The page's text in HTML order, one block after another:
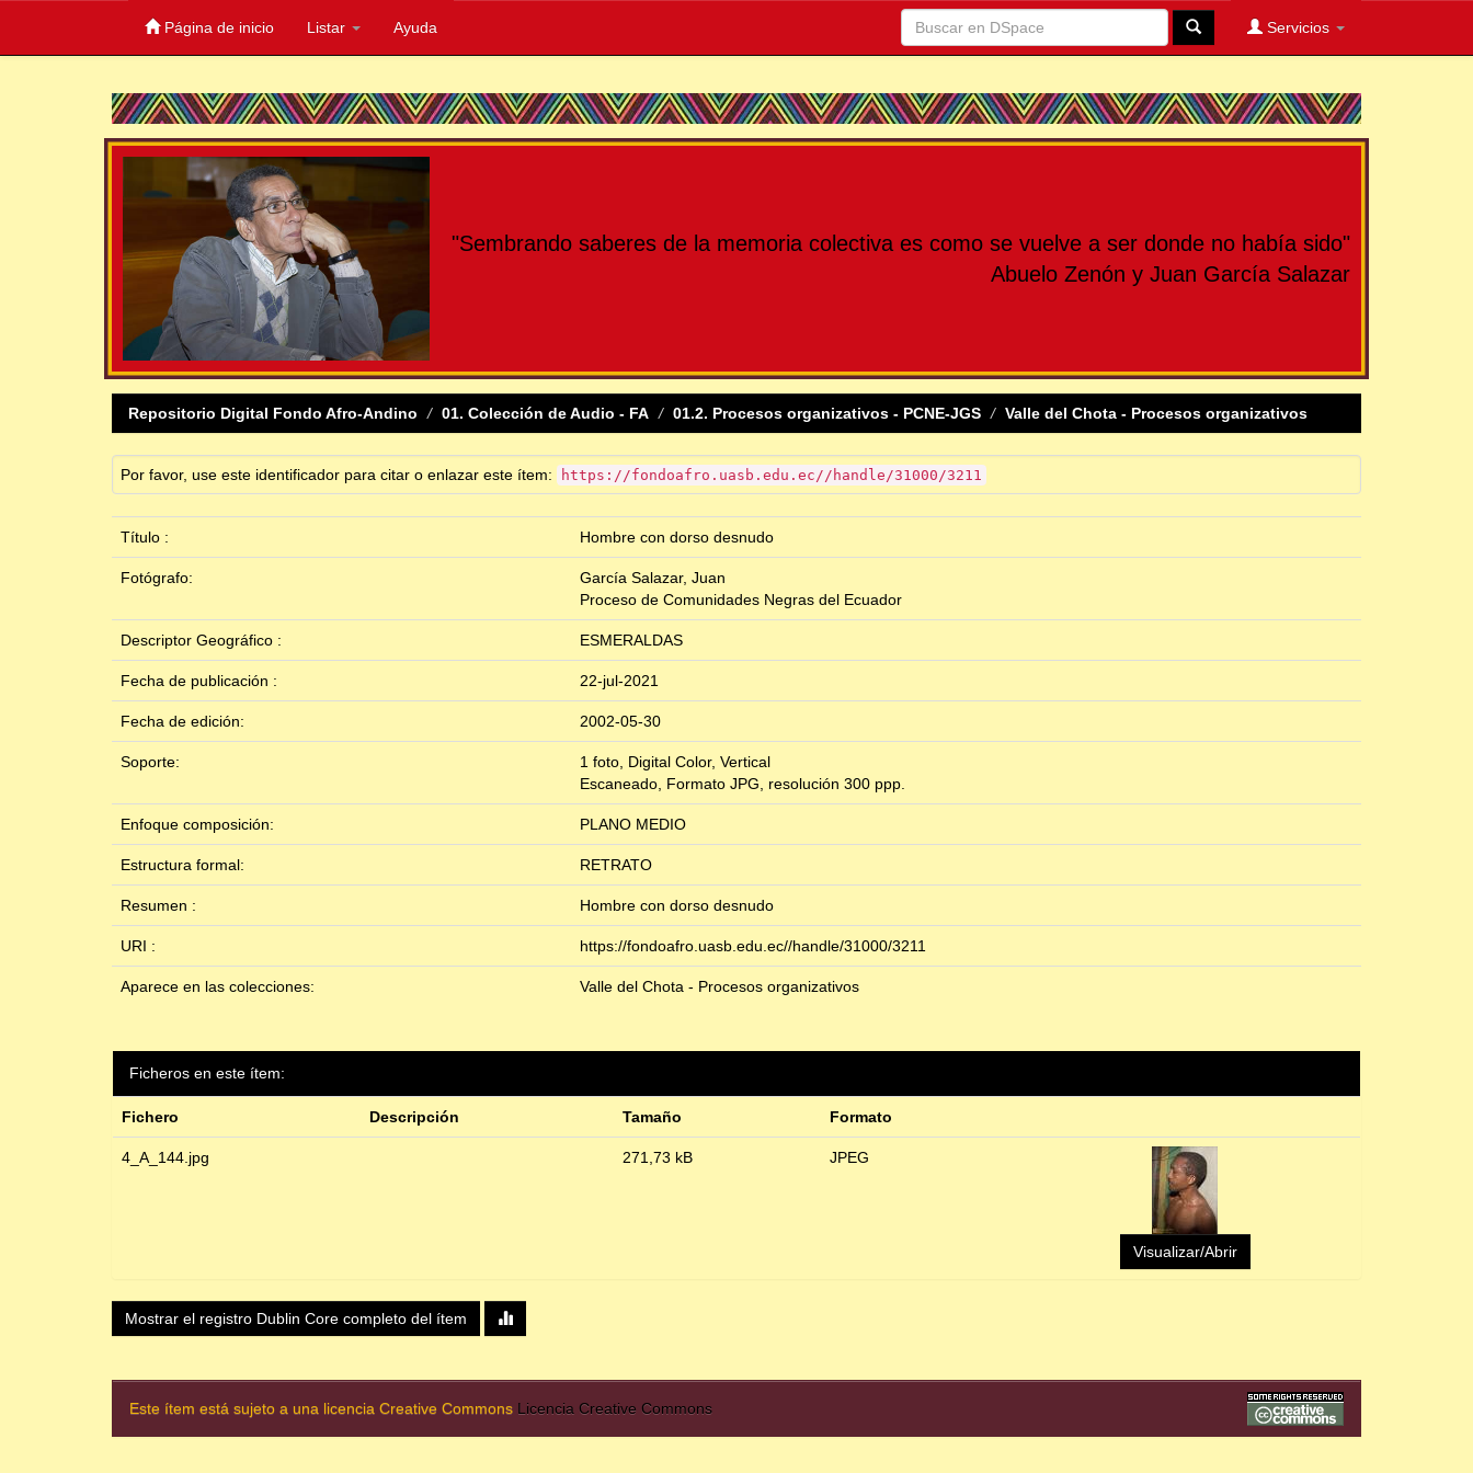
Página de inicio Listar Ayuda Servicios
"Sembrando saberes de la memoria colectiva es como se vuelve a ser donde no había sido"
Abuelo Zenón y Juan García Salazar
Repositorio Digital Fondo Afro-Andino 01. Colección de Audio - FA 01.2. Procesos organizativos - PCNE-JGS Valle del Chota - Procesos organizativos
Por favor, use este identificador para citar o enlazar este ítem: https://fondoafro.uasb.edu.ec//handle/31000/3211
Título : Hombre con dorso desnudo
Fotógrafo:
García Salazar, Juan
Proceso de Comunidades Negras del Ecuador
Descriptor Geográfico : ESMERALDAS
Fecha de publicación : 22-jul-2021
Fecha de edición: 2002-05-30
Soporte:
1 foto, Digital Color, Vertical
Escaneado, Formato JPG, resolución 300 ppp.
Enfoque composición: PLANO MEDIO
Estructura formal: RETRATO
Resumen : Hombre con dorso desnudo
URI : https://fondoafro.uasb.edu.ec//handle/31000/3211
Aparece en las colecciones: Valle del Chota - Procesos organizativos
Ficheros en este ítem:
Fichero Descripción Tamaño Formato
4_A_144.jpg 271,73 kB JPEG
Visualizar/Abrir
Mostrar el registro Dublin Core completo del ítem
Este ítem está sujeto a una licencia Creative Commons Licencia Creative Commons